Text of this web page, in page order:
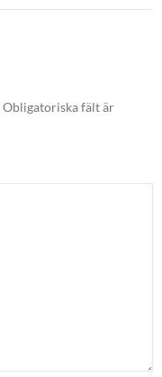
Obligatoriska fält är